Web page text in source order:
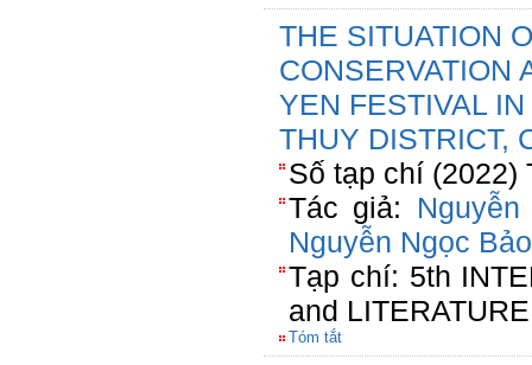
THE SITUATION
CONSERVATION
YEN FESTIVAL
THUY DISTRICT,
Số tạp chí (2022)
Tác giả:
Nguyễn Ngọc
Tạp chí: 5th
and
Tóm tắt